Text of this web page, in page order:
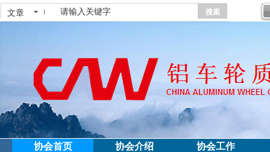
文章 搜索
2026年08月08日 星期六
协会首页 协会介绍
协会工作